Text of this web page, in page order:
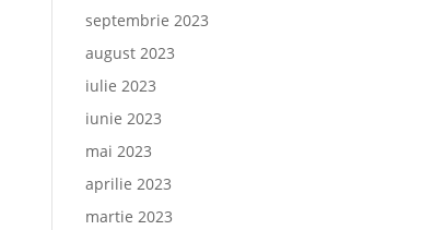
septembrie 2023
august 2023
iulie 2023
iunie 2023
mai 2023
aprilie 2023
martie 2023